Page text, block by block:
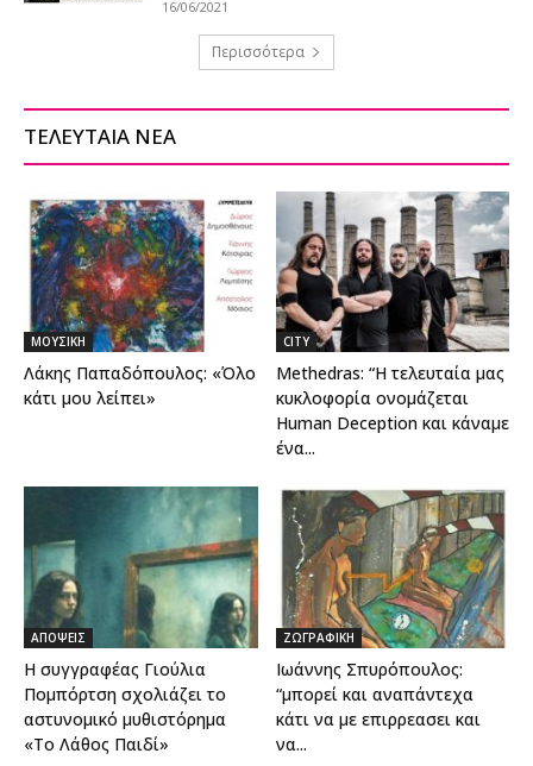
16/06/2021
Περισσότερα
ΤΕΛΕΥΤΑΙΑ ΝΕΑ
ΜΟΥΣΙΚΗ
Λάκης Παπαδόπουλος: «Όλο
κάτι μου λείπει»
CITY
Methedras: “Η τελευταία μας
κυκλοφορία ονομάζεται
Human Deception και κάναμε
ένα...
ΑΠΟΨΕΙΣ
Η συγγραφέας Γιούλια
Πομπόρτση σχολιάζει το
αστυνομικό μυθιστόρημα
«Το Λάθος Παιδί»
ΖΩΓΡΑΦΙΚΗ
Ιωάννης Σπυρόπουλος:
“μπορεί και αναπάντεχα
κάτι να με επιρρεασει και
να...